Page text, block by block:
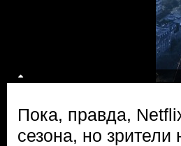
Пока, правда,
сезона, но зрители